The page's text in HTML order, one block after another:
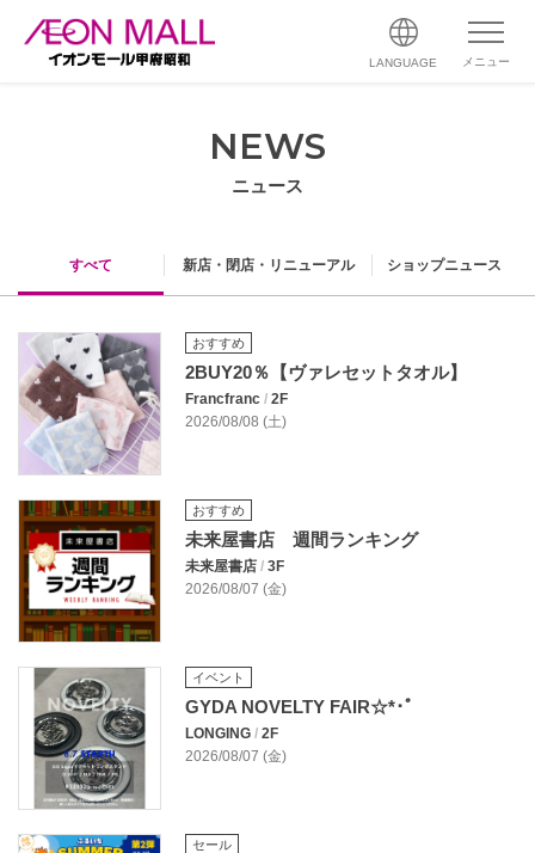
LANGUAGE メニュー
NEWS
ニュース
すべて 新店・閉店・リニューアル ショップニュース
おすすめ
2BUY20％【ヴァレセットタオル】
Francfranc / 2F
2026/08/08 (土)
おすすめ
未来屋書店 週間ランキング
未来屋書店 / 3F
2026/08/07 (金)
イベント
GYDA NOVELTY FAIR☆*･ﾟ
LONGING / 2F
2026/08/07 (金)
セール